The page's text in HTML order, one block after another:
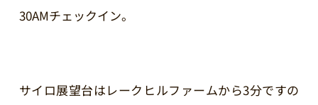
30AMチェックイン。
サイロ展望台はレークヒルファームから3分ですの